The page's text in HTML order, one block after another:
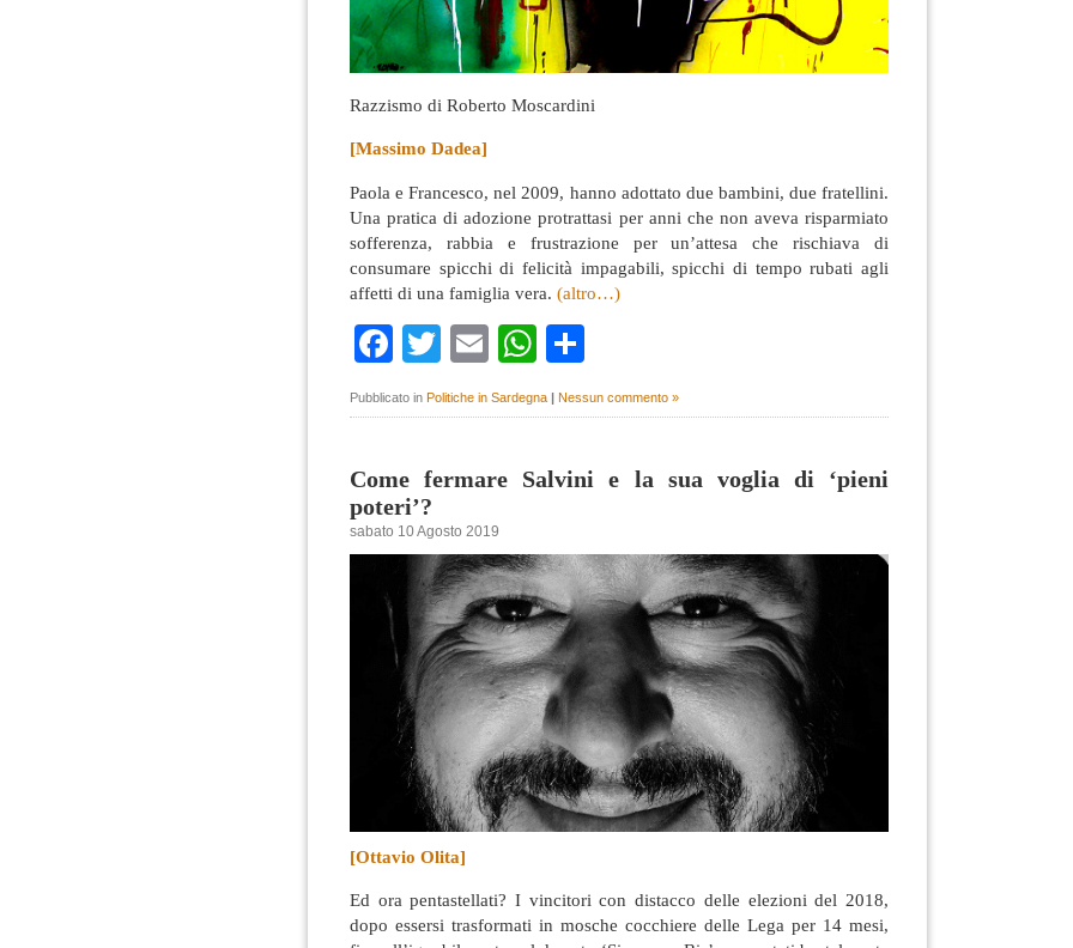
Razzismo di Roberto Moscardini
[Massimo Dadea]
Paola e Francesco, nel 2009, hanno adottato due bambini, due fratellini.
Una pratica di adozione protrattasi per anni che non aveva risparmiato
sofferenza, rabbia e frustrazione per un’attesa che rischiava di
consumare spicchi di felicità impagabili, spicchi di tempo rubati agli
affetti di una famiglia vera. (altro…)
Facebook
TwitterEmailWhatsApp
Pubblicato in Politiche in Sardegna | Nessun commento »
Come fermare Salvini e la sua voglia di ‘pieni
poteri’?
sabato 10 Agosto 2019
[Ottavio Olita]
Ed ora pentastellati? I vincitori con distacco delle elezioni del 2018,
dopo essersi trasformati in mosche cocchiere delle Lega per 14 mesi,